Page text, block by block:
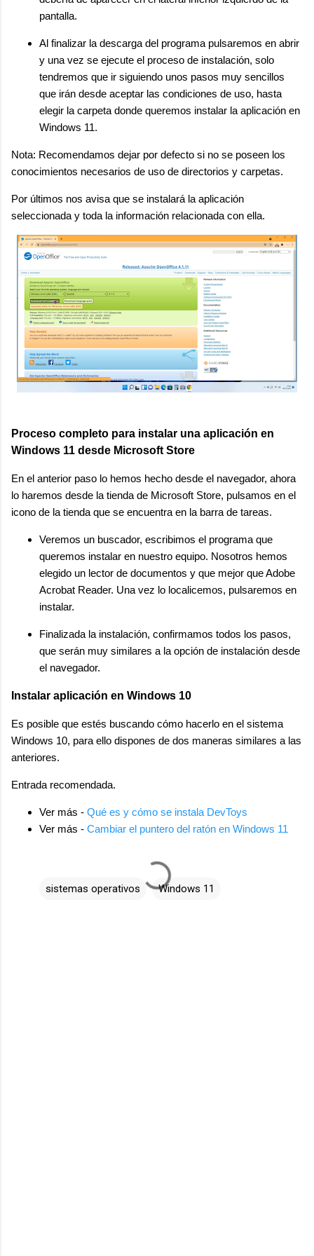
pantalla.
Al finalizar la descarga del programa pulsaremos en abrir
y una vez se ejecute el proceso de instalación, solo
tendremos que ir siguiendo unos pasos muy sencillos
que irán desde aceptar las condiciones de uso, hasta
elegir la carpeta donde queremos instalar la aplicación en
Windows 11.
Nota: Recomendamos dejar por defecto si no se poseen los
conocimientos necesarios de uso de directorios y carpetas.
Por últimos nos avisa que se instalará la aplicación
seleccionada y toda la información relacionada con ella.
Proceso completo para instalar una aplicación en
Windows 11 desde Microsoft Store
En el anterior paso lo hemos hecho desde el navegador, ahora
lo haremos desde la tienda de Microsoft Store, pulsamos en el
icono de la tienda que se encuentra en la barra de tareas.
Veremos un buscador, escribimos el programa que
queremos instalar en nuestro equipo. Nosotros hemos
elegido un lector de documentos y que mejor que Adobe
Acrobat Reader. Una vez lo localicemos, pulsaremos en
instalar.
Finalizada la instalación, confirmamos todos los pasos,
que serán muy similares a la opción de instalación desde
el navegador.
Instalar aplicación en Windows 10
Es posible que estés buscando cómo hacerlo en el sistema
Windows 10, para ello dispones de dos maneras similares a las
anteriores.
Entrada recomendada.
Ver más - Qué es y cómo se instala DevToys
Ver más - Cambiar el puntero del ratón en Windows 11
sistemas operativos Windows 11